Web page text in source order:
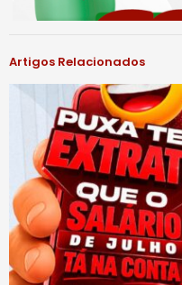
Artigos Relacionados